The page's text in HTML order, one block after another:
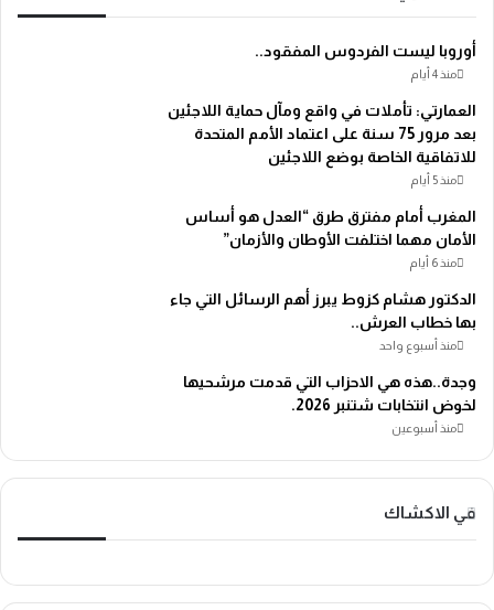
أوروبا ليست الفردوس المفقود..
منذ 4 أيام
العمارتي: تأملات في واقع ومآل حماية اللاجئين
بعد مرور 75 سنة على اعتماد الأمم المتحدة
للاتفاقية الخاصة بوضع اللاجئين
منذ 5 أيام
المغرب أمام مفترق طرق “العدل هو أساس
الأمان مهما اختلفت الأوطان والأزمان”
منذ 6 أيام
الدكتور هشام كزوط يبرز أهم الرسائل التي جاء
بها خطاب العرش..
منذ أسبوع واحد
وجدة..هذه هي الاحزاب التي قدمت مرشحيها
لخوض انتخابات شتنبر 2026.
منذ أسبوعين
في الاكشاك